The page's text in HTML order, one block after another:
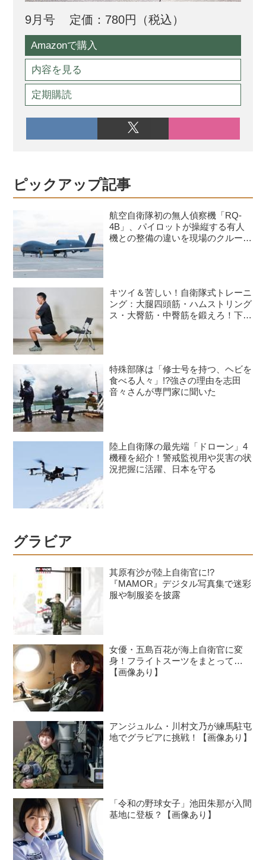
9月号 定価：780円（税込）
Amazonで購入
内容を見る
定期購読
ピックアップ記事
航空自衛隊初の無人偵察機「RQ-
4B」、パイロットが操縦する有人
機との整備の違いを現場のクルーが
キツイ＆苦しい！自衛隊式トレーニ
ング：大腿四頭筋・ハムストリング
ス・大臀筋・中臀筋を鍛えろ！下半
特殊部隊は「修士号を持つ、ヘビを
食べる人々」!?強さの理由を志田
音々さんが専門家に聞いた
陸上自衛隊の最先端「ドローン」4
機種を紹介！警戒監視用や災害の状
況把握に活躍、日本を守る
グラビア
其原有沙が陸上自衛官に!?
『MAMOR』デジタル写真集で迷彩
服や制服姿を披露
女優・五島百花が海上自衛官に変
身！フライトスーツをまとって…
【画像あり】
アンジュルム・川村文乃が練馬駐屯
地でグラビアに挑戦！【画像あり】
「令和の野球女子」池田朱那が入間
基地に登板？【画像あり】